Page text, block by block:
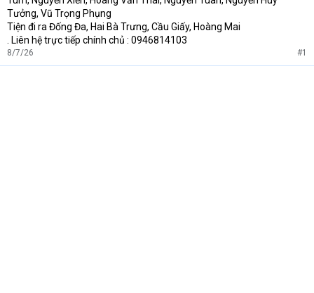
Tưởng, Vũ Trọng Phụng
Tiện đi ra Đống Đa, Hai Bà Trưng, Cầu Giấy, Hoàng Mai
. Liên hệ trực tiếp chính chủ : 0946814103
8/7/26 #1